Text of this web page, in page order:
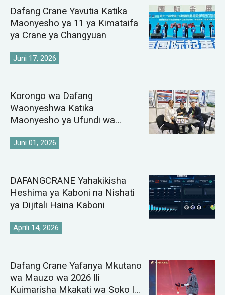
Dafang Crane Yavutia Katika
Maonyesho ya 11 ya Kimataifa
ya Crane ya Changyuan
Juni 17, 2026
Korongo wa Dafang
Waonyeshwa Katika
Maonyesho ya Ufundi wa
Uzbekistan ya 2026
Juni 01, 2026
DAFANGCRANE Yahakikisha
Heshima ya Kaboni na Nishati
ya Dijitali Haina Kaboni
Aprili 14, 2026
Dafang Crane Yafanya Mkutano
wa Mauzo wa 2026 Ili
Kuimarisha Mkakati wa Soko la